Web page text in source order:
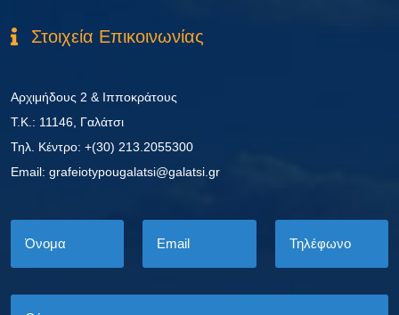
Στοιχεία Επικοινωνίας
Αρχιμήδους 2 & Ιπποκράτους
Τ.Κ.: 11146, Γαλάτσι
Τηλ. Κέντρο: +(30) 213.2055300
Εmail: grafeiotypougalatsi@galatsi.gr